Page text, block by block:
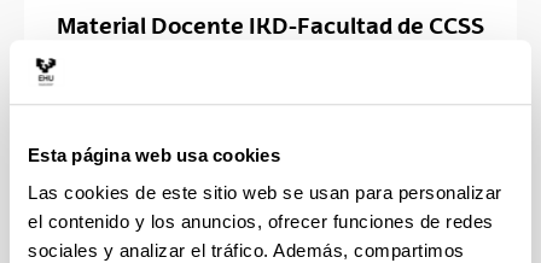
Esta página web usa cookies
Las cookies de este sitio web se usan para personalizar
el contenido y los anuncios, ofrecer funciones de redes
sociales y analizar el tráfico. Además, compartimos
Material Docente IKD-Facultad de CCSS
IKD Aprendizaje Cooperativo y
Dinámico